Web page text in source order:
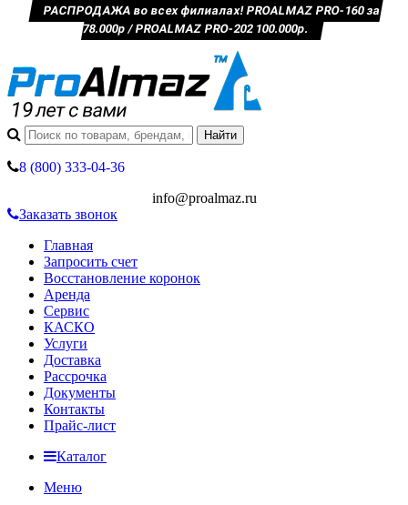
РАСПРОДАЖА во всех филиалах! PROALMAZ PRO-160 за
78.000р / PROALMAZ PRO-202 100.000р.
8 (800) 333-04-36
info@proalmaz.ru
Заказать звонок
Главная
Запросить счет
Восстановление коронок
Аренда
Сервис
КАСКО
Услуги
Доставка
Рассрочка
Документы
Контакты
Прайс-лист
Каталог
Меню